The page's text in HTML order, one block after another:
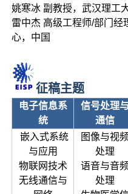
姚寒冰 副教授，武汉理工
雷中杰 高级工程师/部门经
心，中国
征稿主题
电子信息系
统
信号处理与
通信
嵌入式系统
与应用
物联网技术
无线通信与
图像与视频
处理
语音与音频
处理